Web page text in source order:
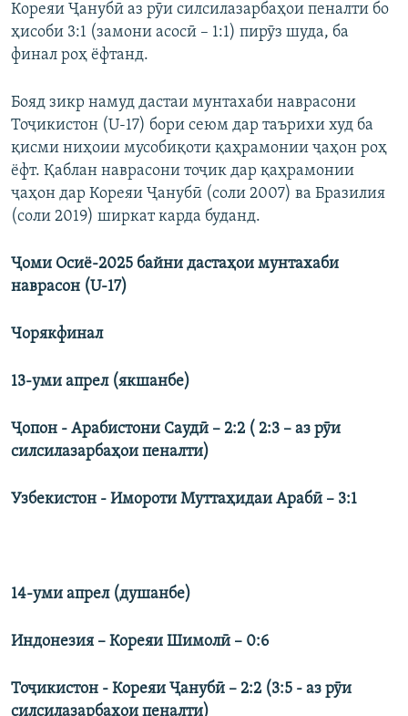
Кореяи Ҷанубӣ аз рӯи силсилазарбаҳои пеналти бо
ҳисоби 3:1 (замони асосӣ – 1:1) пирӯз шуда, ба
финал роҳ ёфтанд.
Бояд зикр намуд дастаи мунтахаби наврасони
Тоҷикистон (U-17) бори сеюм дар таърихи худ ба
қисми ниҳоии мусобиқоти қаҳрамонии ҷаҳон роҳ
ёфт. Қаблан наврасони тоҷик дар қаҳрамонии
ҷаҳон дар Кореяи Ҷанубӣ (соли 2007) ва Бразилия
(соли 2019) ширкат карда буданд.
Ҷоми Осиё-2025 байни дастаҳои мунтахаби
наврасон (U-17)
Чорякфинал
13-уми апрел (якшанбе)
Ҷопон - Арабистони Саудӣ – 2:2 ( 2:3 – аз рӯи
силсилазарбаҳои пеналти)
Узбекистон - Имороти Муттаҳидаи Арабӣ – 3:1
14-уми апрел (душанбе)
Индонезия – Кореяи Шимолӣ – 0:6
Тоҷикистон - Кореяи Ҷанубӣ – 2:2 (3:5 - аз рӯи
силсилазарбаҳои пеналти)